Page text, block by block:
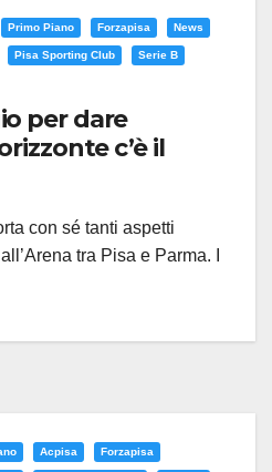
Primo Piano Forzapisa News
Pisa Sporting Club Serie B
per dare
c’è il
con sé tanti aspetti
tra Pisa e Parma. I
Acpisa Forzapisa